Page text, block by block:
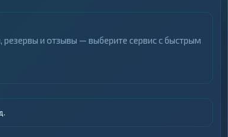
и отзывы — выберите сервис с быстрым